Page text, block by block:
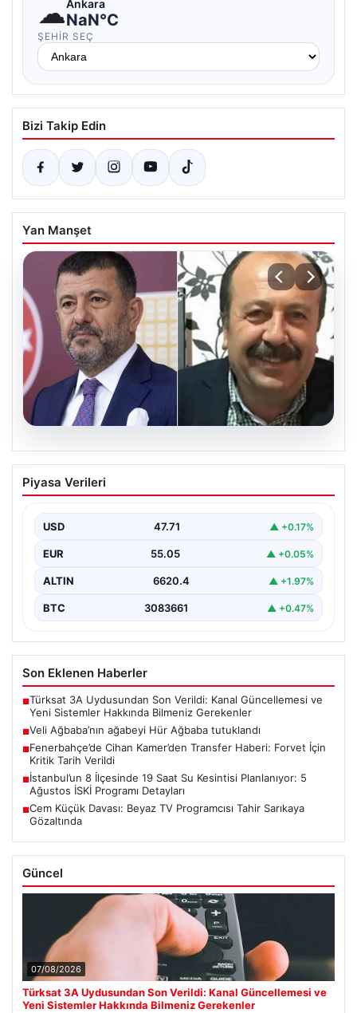
☁Ankara
NaN°C
ŞEHIR SEÇ
Bizi Takip Edin
Yan Manşet
06.08.2026
Veli Ağbaba’nın ağabeyi Hür Ağbaba
tutuklandı
Piyasa Verileri
USD 47.71 ▲ +0.17%
EUR 55.05 ▲ +0.05%
ALTIN 6620.4 ▲ +1.97%
BTC 3083661 ▲ +0.47%
Son Eklenen Haberler
■Türksat 3A Uydusundan Son Verildi: Kanal Güncellemesi ve
Yeni Sistemler Hakkında Bilmeniz Gerekenler
■Veli Ağbaba’nın ağabeyi Hür Ağbaba tutuklandı
■Fenerbahçe’de Cihan Kamer’den Transfer Haberi: Forvet İçin
Kritik Tarih Verildi
■İstanbul’un 8 İlçesinde 19 Saat Su Kesintisi Planlanıyor: 5
Ağustos İSKİ Programı Detayları
■Cem Küçük Davası: Beyaz TV Programcısı Tahir Sarıkaya
Gözaltında
Güncel
07/08/2026
Türksat 3A Uydusundan Son Verildi: Kanal Güncellemesi ve
Yeni Sistemler Hakkında Bilmeniz Gerekenler